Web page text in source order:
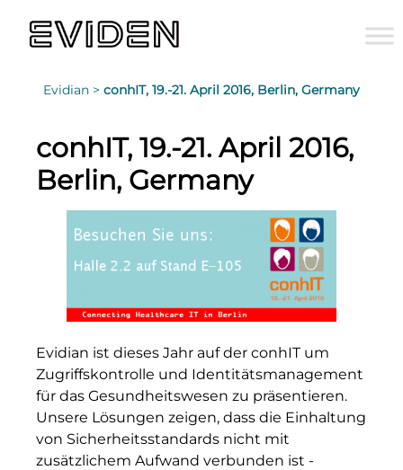
Evidian > conhIT, 19.-21. April 2016, Berlin, Germany
conhIT, 19.-21. April 2016,
Berlin, Germany
Evidian ist dieses Jahr auf der conhIT um
Zugriffskontrolle und Identitätsmanagement
für das Gesundheitswesen zu präsentieren.
Unsere Lösungen zeigen, dass die Einhaltung
von Sicherheitsstandards nicht mit
zusätzlichem Aufwand verbunden ist -